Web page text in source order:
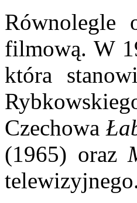
Równolegle
filmową. W
która
Czechowa
(1965) oraz